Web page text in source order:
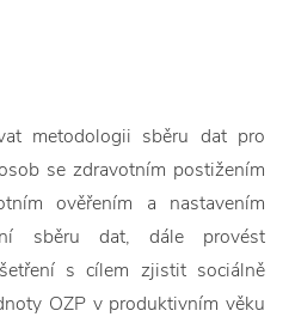
metodologii sběru dat pro
se zdravotním postižením
ověřením a nastavením
sběru dat, dále provést
s cílem zjistit sociálně
OZP v produktivním věku